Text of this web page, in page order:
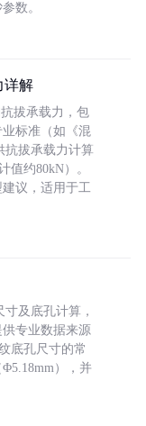
数。
详解
拔承载力，包
标准（如《混
抗拔承载力计算
值约80kN）。
议，适用于工
及底孔计算，
专业数据来源
底孔尺寸的常
），并